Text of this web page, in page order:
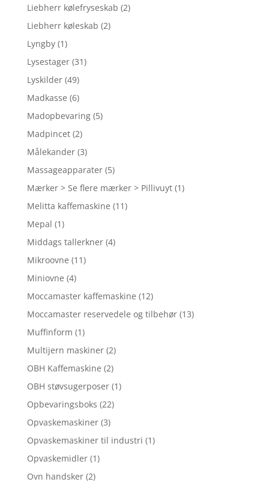
Liebherr kølefryseskab (2)
Liebherr køleskab (2)
Lyngby (1)
Lysestager (31)
Lyskilder (49)
Madkasse (6)
Madopbevaring (5)
Madpincet (2)
Målekander (3)
Massageapparater (5)
Mærker > Se flere mærker > Pillivuyt (1)
Melitta kaffemaskine (11)
Mepal (1)
Middags tallerkner (4)
Mikroovne (11)
Miniovne (4)
Moccamaster kaffemaskine (12)
Moccamaster reservedele og tilbehør (13)
Muffinform (1)
Multijern maskiner (2)
OBH Kaffemaskine (2)
OBH støvsugerposer (1)
Opbevaringsboks (22)
Opvaskemaskiner (3)
Opvaskemaskiner til industri (1)
Opvaskemidler (1)
Ovn handsker (2)